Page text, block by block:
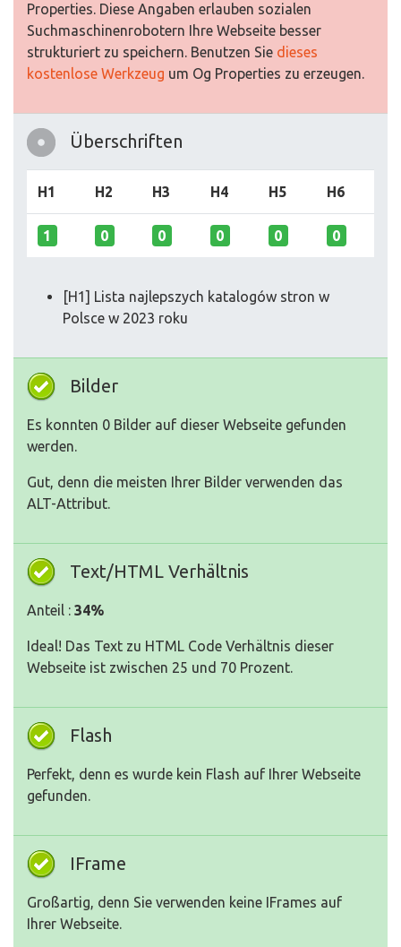
Properties. Diese Angaben erlauben sozialen
Suchmaschinenrobotern Ihre Webseite besser
strukturiert zu speichern. Benutzen Sie dieses
kostenlose Werkzeug um Og Properties zu erzeugen.
Überschriften
H1 H2 H3 H4 H5 H6
1 0 0 0 0 0
[H1] Lista najlepszych katalogów stron w
Polsce w 2023 roku
Bilder
Es konnten 0 Bilder auf dieser Webseite gefunden
werden.
Gut, denn die meisten Ihrer Bilder verwenden das
ALT-Attribut.
Text/HTML Verhältnis
Anteil : 34%
Ideal! Das Text zu HTML Code Verhältnis dieser
Webseite ist zwischen 25 und 70 Prozent.
Flash
Perfekt, denn es wurde kein Flash auf Ihrer Webseite
gefunden.
IFrame
Großartig, denn Sie verwenden keine IFrames auf
Ihrer Webseite.